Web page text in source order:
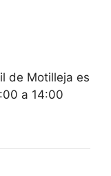
de Motilleja es
a 14:00